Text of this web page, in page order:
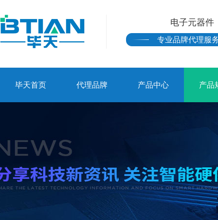
电子元器件
专业品牌代理服
毕天首页 代理品牌 产品中心 产品